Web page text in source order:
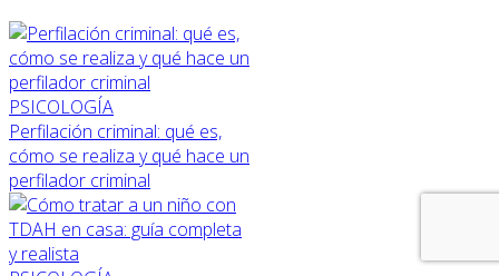
PSICOLOGÍA
Perfilación criminal: qué es,
cómo se realiza y qué hace un
perfilador criminal